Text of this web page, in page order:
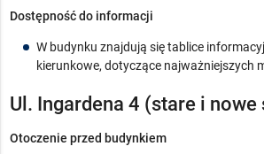
Dostępność do informacji
W budynku znajdują się tablice
kierunkowe, dotyczące najważniejszych
Ul. Ingardena 4 (stare i nowe
Otoczenie przed budynkiem